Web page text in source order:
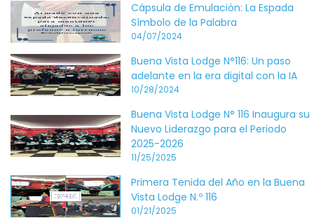
Cápsula de Emulación: La Espada
Símbolo de la Palabra
04/07/2024
Buena Vista Lodge N°116: Un paso
adelante en la era digital con la IA
10/28/2024
Buena Vista Lodge N° 116 Inaugura su
Nuevo Liderazgo para el Periodo
2025-2026
11/25/2025
Primera Tenida del Año en la Buena
Vista Lodge N.º 116
01/21/2025